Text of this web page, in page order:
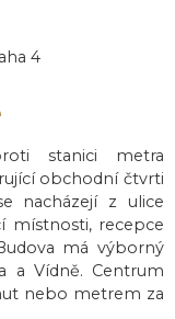
4
stanici metra
obchodní čtvrti
nacházejí z ulice
místnosti, recepce
má výborný
a Vídně. Centrum
nebo metrem za